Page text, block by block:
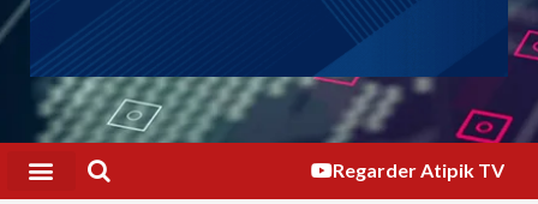
Regarder Atipik TV